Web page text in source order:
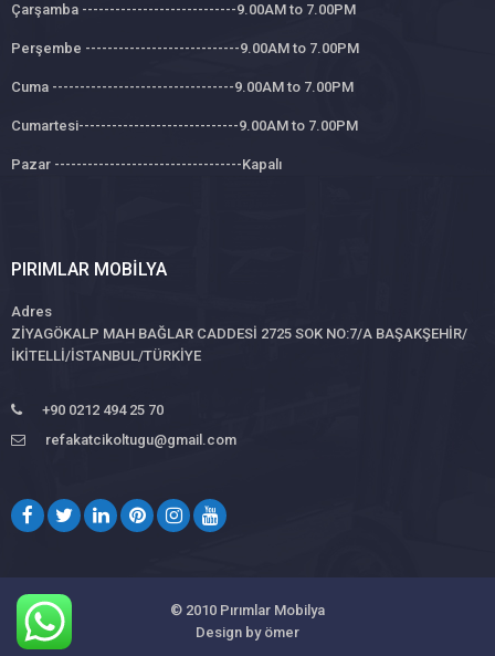
Çarşamba ----------------------------9.00AM to 7.00PM
Perşembe ----------------------------9.00AM to 7.00PM
Cuma ---------------------------------9.00AM to 7.00PM
Cumartesi-----------------------------9.00AM to 7.00PM
Pazar ----------------------------------Kapalı
PIRIMLAR MOBILYA
Adres
ZİYAGÖKALP MAH BAĞLAR CADDESİ 2725 SOK NO:7/A BAŞAKŞEHİR/
İKİTELLİ/İSTANBUL/TÜRKİYE
+90 0212 494 25 70
refakatcikoltugu@gmail.com
© 2010 Pırımlar Mobilya
Design by ömer